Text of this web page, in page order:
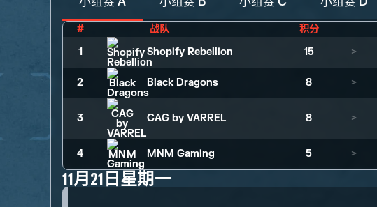
# 战队 积分
1
Shopify Rebellion 15 >
2 Black Dragons 8 >
3 CAG by VARREL 8 >
4 MNM Gaming 5 >
11月21日星期一